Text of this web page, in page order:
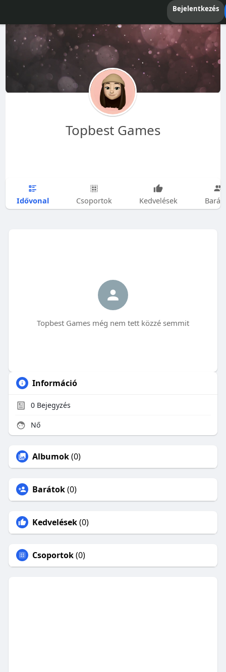
Bejelentkezés
Topbest Games
Idővonal Csoportok Kedvelések
Topbest Games még nem tett közzé semmit
Információ
0Bejegyzés
Nő
Albumok(0)
Barátok(0)
Kedvelések(0)
Csoportok(0)